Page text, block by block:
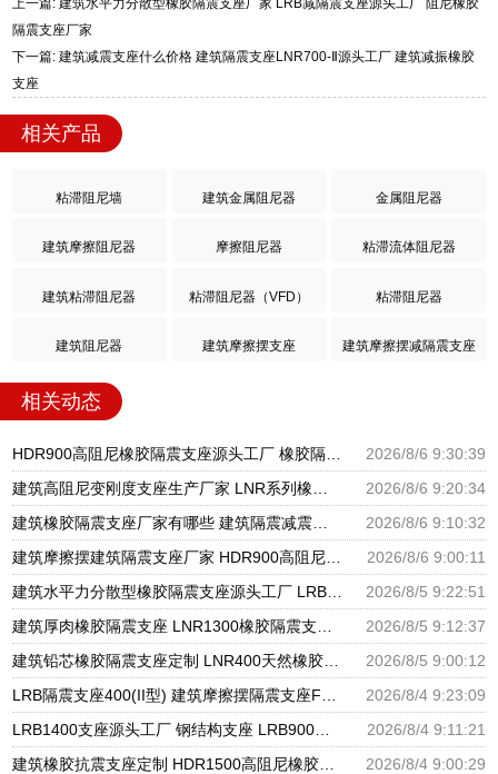
上一篇: 建筑水平力分散型橡胶隔震支座厂家 LRB减隔震支座源头工厂 阻尼橡胶
隔震支座厂家
下一篇: 建筑减震支座什么价格 建筑隔震支座LNR700-Ⅱ源头工厂 建筑减振橡胶
支座
相关产品
粘滞阻尼墙 建筑金属阻尼器 金属阻尼器
建筑摩擦阻尼器 摩擦阻尼器 粘滞流体阻尼器
建筑粘滞阻尼器 粘滞阻尼器（VFD） 粘滞阻尼器
建筑阻尼器 建筑摩擦摆支座 建筑摩擦摆减隔震支座
相关动态
HDR900高阻尼橡胶隔震支座源头工厂 橡胶隔震支座商家生产厂家 LRB支座厂家
2026/8/6 9:30:39
建筑高阻尼变刚度支座生产厂家 LNR系列橡胶隔震支座源头工厂 HDR900高阻尼隔震支座
2026/8/6 9:20:34
建筑橡胶隔震支座厂家有哪些 建筑隔震减震隔震支座源头工厂 LNR1300天然隔震支座生产厂家
2026/8/6 9:10:32
建筑摩擦摆建筑隔震支座厂家 HDR900高阻尼橡胶支座多少钱 橡胶隔震支座供应商源头工厂
2026/8/6 9:00:11
建筑水平力分散型橡胶隔震支座源头工厂 LRB隔震支座 隔震支座LRB1200厂家
2026/8/5 9:22:51
建筑厚肉橡胶隔震支座 LNR1300橡胶隔震支座 建筑分散力型橡胶隔震支座源头工厂
2026/8/5 9:12:37
建筑铅芯橡胶隔震支座定制 LNR400天然橡胶隔震支座厂家电话 LRB橡胶隔震支座1100厂家
2026/8/5 9:00:12
LRB隔震支座400(II型) 建筑摩擦摆隔震支座FPS3A厂家 600的隔震支座
2026/8/4 9:23:09
LRB1400支座源头工厂 钢结构支座 LRB900铅芯橡胶隔震支座源头工厂
2026/8/4 9:11:21
建筑橡胶抗震支座定制 HDR1500高阻尼橡胶隔震支座什么价格 HDR1000隔震支座源头工厂
2026/8/4 9:00:29